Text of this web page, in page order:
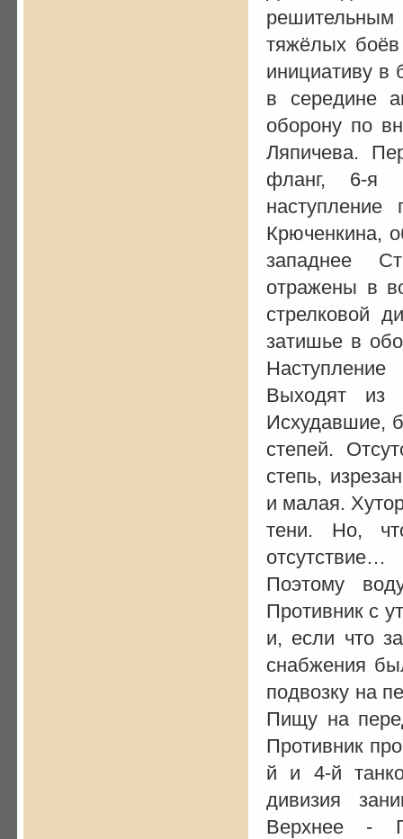
тяжёлых
инициативу в
в середине
оборону по
Ляпичева.
фланг, 6-я
Крюченкина,
западнее
отражены в
стрелковой
затишье в
Выходят из
Исхудавшие,
степей.
степь,
и малая.
тени. Но,
Поэтому
Противник с
и, если что
снабжения
подвозку на
Пищу на
Противник
й и 4-й
дивизия
Верхнее -